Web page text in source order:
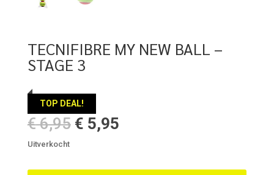
TECNIFIBRE MY NEW BALL –
STAGE 3
TOP DEAL!
€6,95 Oorspronkelijke
prijs
€ 6,95.
€ 5,95Huidige
€ 5,95.
Uitverkocht